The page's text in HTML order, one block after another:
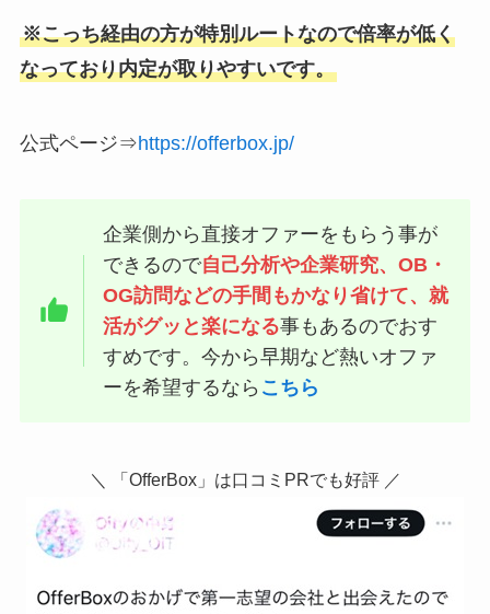
※こっち経由の方が特別ルートなので倍率が低く
なっており内定が取りやすいです。
公式ページ⇒https://offerbox.jp/
企業側から直接オファーをもらう事が
できるので自己分析や企業研究、OB・
OG訪問などの手間もかなり省けて、就
活がグッと楽になる事もあるのでおす
すめです。今から早期など熱いオファ
ーを希望するなら こちら
＼ 「OfferBox」は口コミPRでも好評 ／